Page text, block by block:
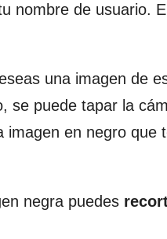
nombre de usuario.
una imagen de
se puede tapar la
en negro que
negra puedes